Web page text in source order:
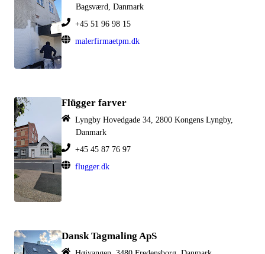
Bagsværd, Danmark
+45 51 96 98 15
malerfirmaetpm.dk
Flügger farver
Lyngby Hovedgade 34, 2800 Kongens Lyngby,
Danmark
+45 45 87 76 97
flugger.dk
Dansk Tagmaling ApS